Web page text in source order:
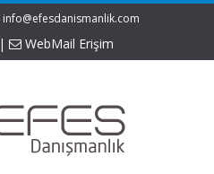
info@efesdanismanlik.com
| WebMail Erişim